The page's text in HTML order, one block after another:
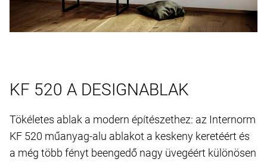
KF 520 A DESIGNABLAK
Tökéletes ablak a modern építészethez: az Internorm
KF 520 műanyag-alu ablakot a keskeny keretéért és
a még több fényt beengedő nagy üvegéért különösen